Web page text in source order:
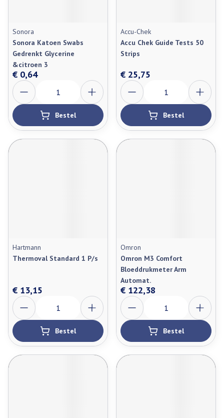
Sonora
Sonora Katoen Swabs
Gedrenkt Glycerine
&citroen 3
€ 0,64
Aantal
Bestel
Accu-Chek
Accu Chek Guide Tests 50
Strips
€ 25,75
Aantal
Bestel
Hartmann
Thermoval Standard 1 P/s
€ 13,15
Aantal
Bestel
Omron
Omron M3 Comfort
Bloeddrukmeter Arm
Automat.
€ 122,38
Aantal
Bestel